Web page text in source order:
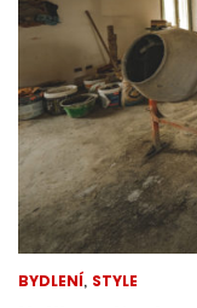
BYDLENÍ, STYLE